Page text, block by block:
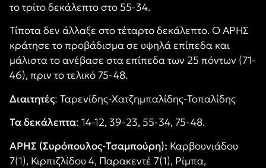
το τρίτο δεκάλεπτο στο 55-34.
Τίποτα δεν άλλαξε στο τέταρτο δεκάλεπτο. Ο ΑΡΗΣ
κράτησε το προβάδισμα σε υψηλά επίπεδα και
μάλιστα το ανέβασε στα επίπεδα των 25 πόντων (71-
46), πριν το τελικό 75-48.
Διαιτητές: Ταρενίδης-Χατζημπαλίδης-Τοπαλίδης
Τα δεκάλεπτα: 14-12, 39-23, 55-34, 75-48.
ΑΡΗΣ (Συρόπουλος-Τσαμπούρη): Καρβουνιάδου
7(1), Κιρπιζλίδου 4, Παρακεντέ 7(1), Ρίμπα,